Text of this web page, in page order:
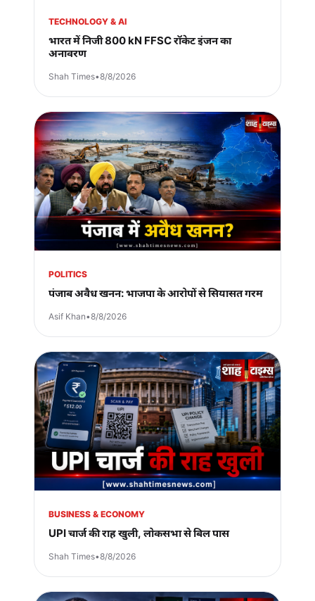
TECHNOLOGY & AI
भारत में निजी 800 kN FFSC रॉकेट इंजन का
अनावरण
Shah Times•8/8/2026
POLITICS
पंजाब अवैध खनन: भाजपा के आरोपों से सियासत गरम
Asif Khan•8/8/2026
BUSINESS & ECONOMY
UPI चार्ज की राह खुली, लोकसभा से बिल पास
Shah Times•8/8/2026